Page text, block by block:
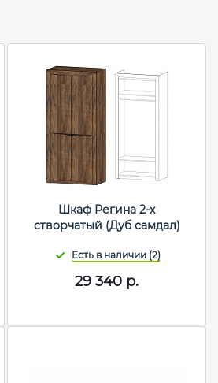
Шкаф Регина 2-х
створчатый (Дуб самдал)
29 340 р.